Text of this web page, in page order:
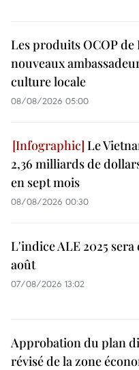
Les produits OCOP de
nouveaux
culture locale
08/08/2026 05:00
Le
2,36 milliards de
en sept mois
08/08/2026 00:30
L'indice ALE 2025 sera
août
07/08/2026 13:02
Approbation du plan
révisé de la zone